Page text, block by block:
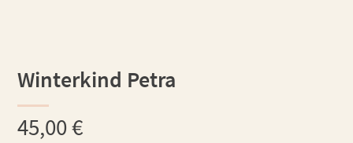
Winterkind Petra
45,00€